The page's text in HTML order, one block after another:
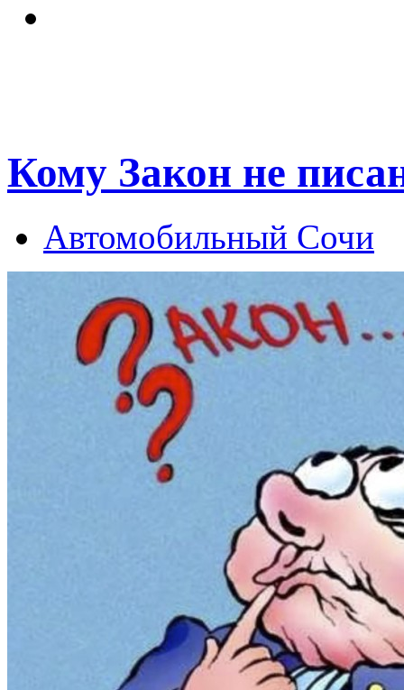
Кому Закон не
Автомобильный Сочи